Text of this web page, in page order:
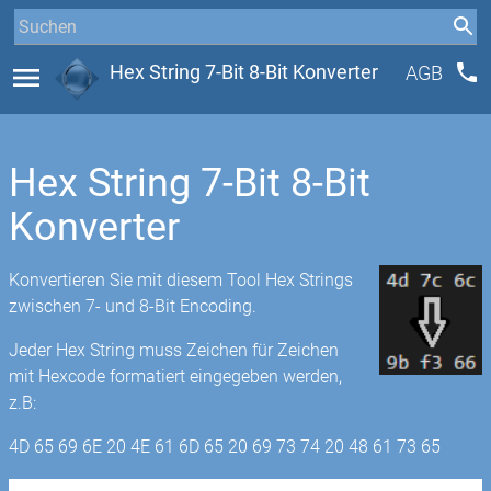
menu Hex String 7-Bit 8-Bit Konverter AGB phone
Hex String 7-Bit 8-Bit
Konverter
Konvertieren Sie mit diesem Tool Hex Strings
zwischen 7- und 8-Bit Encoding.
Jeder Hex String muss Zeichen für Zeichen
mit Hexcode formatiert eingegeben werden,
z.B:
4D 65 69 6E 20 4E 61 6D 65 20 69 73 74 20 48 61 73 65